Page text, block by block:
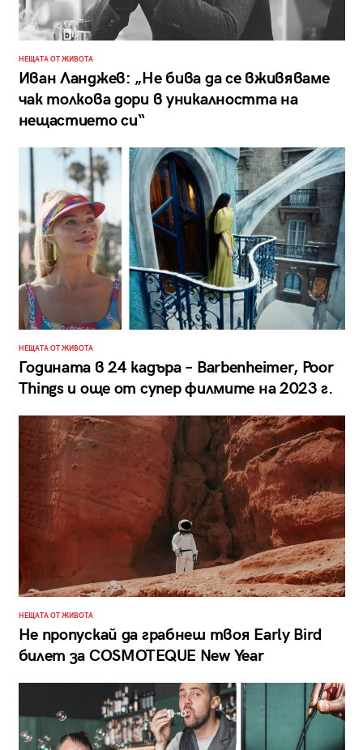
НЕЩАТА ОТ ЖИВОТА
Иван Ланджев: „Не бива да се вживяваме
чак толкова дори в уникалността на
нещастието си“
НЕЩАТА ОТ ЖИВОТА
Годината в 24 кадъра – Barbenheimer, Poor
Things и още от супер филмите на 2023 г.
НЕЩАТА ОТ ЖИВОТА
Не пропускай да грабнеш твоя Early Bird
билет за COSMOTEQUE New Year